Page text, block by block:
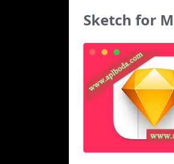
Sketch for